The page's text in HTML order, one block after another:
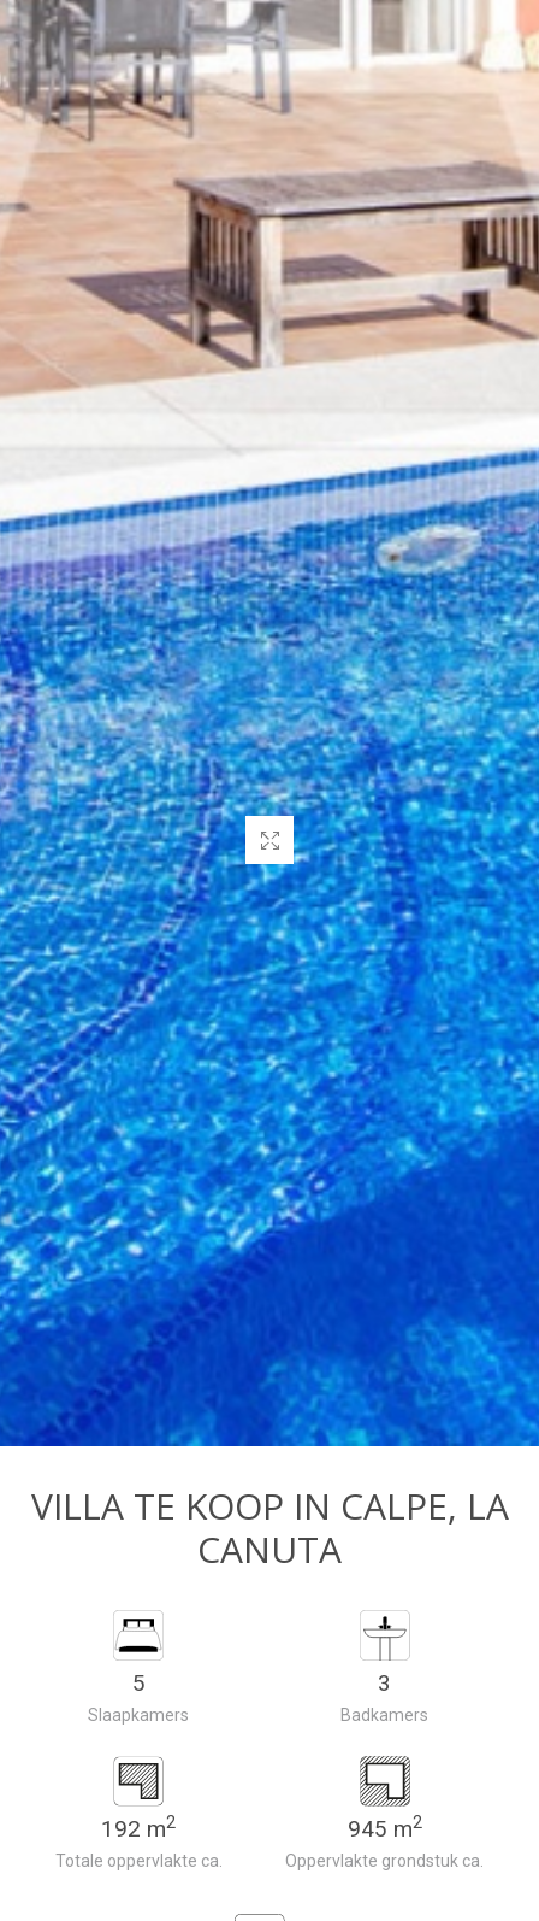
VILLA TE KOOP IN CALPE, LA
CANUTA
5
Slaapkamers
3
Badkamers
192 m2
Totale oppervlakte ca.
945 m2
Oppervlakte grondstuk ca.